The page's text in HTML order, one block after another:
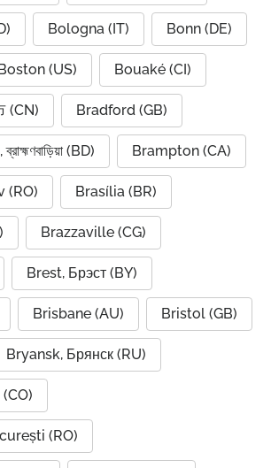
Bologna (IT) Bonn (DE)
(US) Bouaké (CI)
(CN) Bradford (GB)
(BD) Brampton (CA)
(RO) Brasília (BR)
Brazzaville (CG)
Brest, Брэст (BY)
Brisbane (AU) Bristol (GB)
Bryansk, Брянск (RU)
(RO)